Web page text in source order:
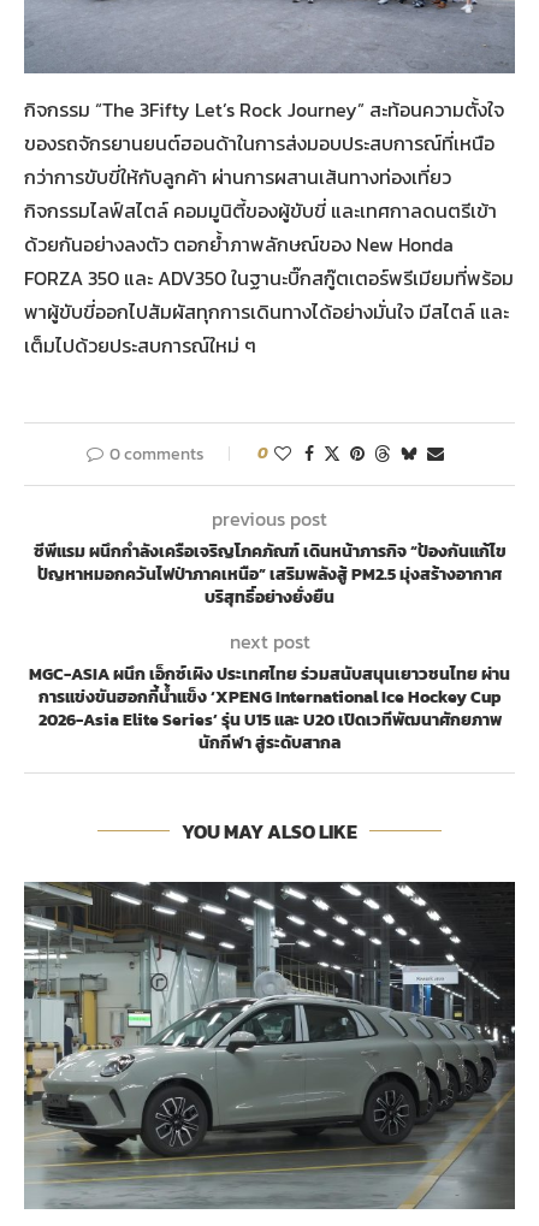
กิจกรรม “The 3Fifty Let’s Rock Journey” สะท้อนความตั้งใจ
ของรถจักรยานยนต์ฮอนด้าในการส่งมอบประสบการณ์ที่เหนือ
กว่าการขับขี่ให้กับลูกค้า ผ่านการผสานเส้นทางท่องเที่ยว
กิจกรรมไลฟ์สไตล์ คอมมูนิตี้ของผู้ขับขี่ และเทศกาลดนตรีเข้า
ด้วยกันอย่างลงตัว ตอกย้ำภาพลักษณ์ของ New Honda
FORZA 350 และ ADV350 ในฐานะบิ๊กสกู๊ตเตอร์พรีเมียมที่พร้อม
พาผู้ขับขี่ออกไปสัมผัสทุกการเดินทางได้อย่างมั่นใจ มีสไตล์ และ
เต็มไปด้วยประสบการณ์ใหม่ ๆ
0 comments 0
previous post
ซีพีแรม ผนึกกำลังเครือเจริญโภคภัณฑ์ เดินหน้าภารกิจ “ป้องกันแก้ไข
ปัญหาหมอกควันไฟป่าภาคเหนือ” เสริมพลังสู้ PM2.5 มุ่งสร้างอากาศ
บริสุทธิ์อย่างยั่งยืน
next post
MGC-ASIA ผนึก เอ็กซ์เผิง ประเทศไทย ร่วมสนับสนุนเยาวชนไทย ผ่าน
การแข่งขันฮอกกี้น้ำแข็ง ‘XPENG International Ice Hockey Cup
2026-Asia Elite Series’ รุ่น U15 และ U20 เปิดเวทีพัฒนาศักยภาพ
นักกีฬา สู่ระดับสากล
YOU MAY ALSO LIKE